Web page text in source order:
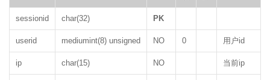
sessionid char(32) PK
userid mediumint(8) unsigned NO 0 用户id
ip char(15) NO 当前ip